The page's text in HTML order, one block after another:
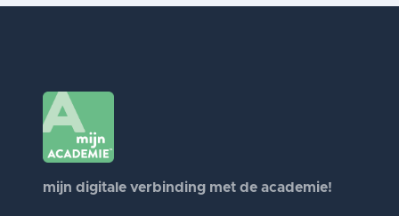
mijn digitale verbinding met de academie!